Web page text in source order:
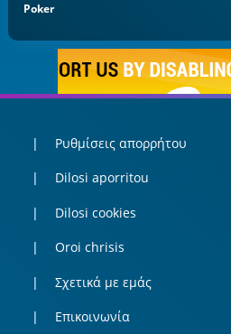
Poker
Ρυθμίσεις απορρήτου
Dilosi aporritou
Dilosi cookies
Oroi chrisis
Σχετικά με εμάς
Επικοινωνία